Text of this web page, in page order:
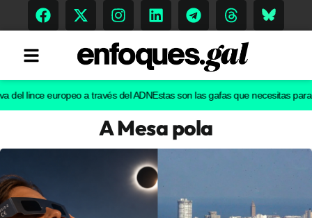
europeo a través del ADNEstas son las gafas que necesitas para ver
A Mesa pola